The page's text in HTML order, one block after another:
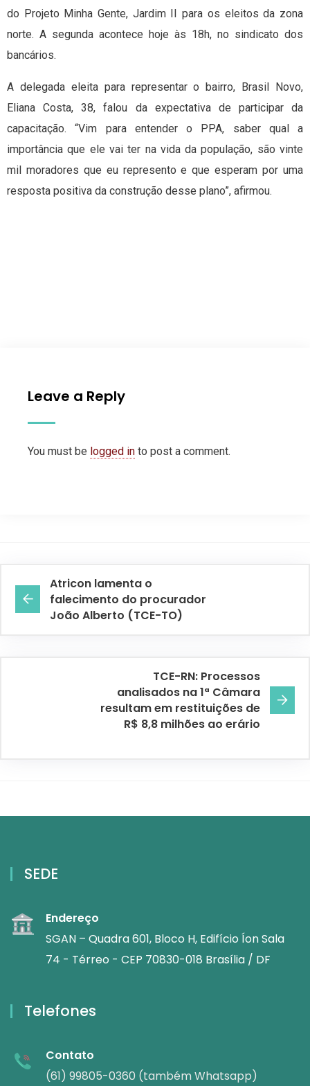
do Projeto Minha Gente, Jardim II para os eleitos da zona
norte. A segunda acontece hoje às 18h, no sindicato dos
bancários.
A delegada eleita para representar o bairro, Brasil Novo,
Eliana Costa, 38, falou da expectativa de participar da
capacitação. “Vim para entender o PPA, saber qual a
importância que ele vai ter na vida da população, são vinte
mil moradores que eu represento e que esperam por uma
resposta positiva da construção desse plano”, afirmou.
Leave a Reply
You must be logged in to post a comment.
Atricon lamenta o
falecimento do procurador
João Alberto (TCE-TO)
TCE-RN: Processos
analisados na 1ª Câmara
resultam em restituições de
R$ 8,8 milhões ao erário
SEDE
Endereço
SGAN – Quadra 601, Bloco H, Edifício Íon Sala
74 - Térreo - CEP 70830-018 Brasília / DF
Telefones
Contato
(61) 99805-0360 (também Whatsapp)